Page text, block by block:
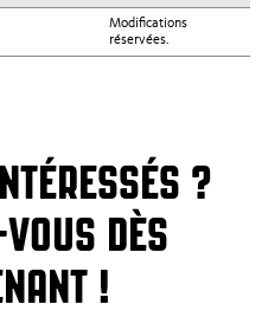
Modifications
réservées.
?
DÈS
!